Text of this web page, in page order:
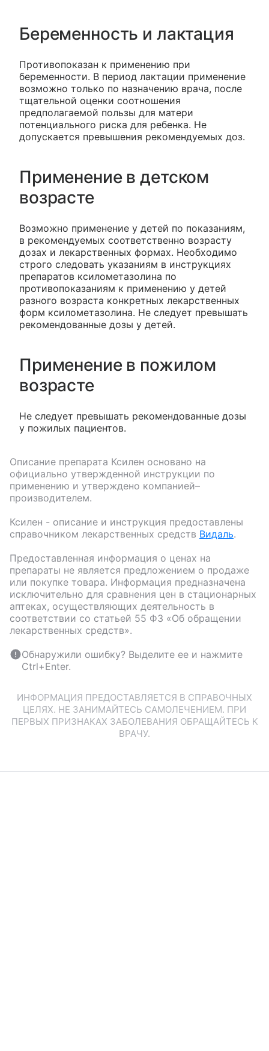
Беременность и лактация
Противопоказан к применению при
беременности. В период лактации применение
возможно только по назначению врача, после
тщательной оценки соотношения
предполагаемой пользы для матери
потенциального риска для ребенка. Не
допускается превышения рекомендуемых доз.
Применение в детском
возрасте
Возможно применение у детей по показаниям,
в рекомендуемых соответственно возрасту
дозах и лекарственных формах. Необходимо
строго следовать указаниям в инструкциях
препаратов ксилометазолина по
противопоказаниям к применению у детей
разного возраста конкретных лекарственных
форм ксилометазолина. Не следует превышать
рекомендованные дозы у детей.
Применение в пожилом
возрасте
Не следует превышать рекомендованные дозы
у пожилых пациентов.
Описание препарата Ксилен основано на
официально утвержденной инструкции по
применению и утверждено компанией–
производителем.
Ксилен - описание и инструкция предоставлены
справочником лекарственных средств Видаль.
Предоставленная информация о ценах на
препараты не является предложением о продаже
или покупке товара. Информация предназначена
исключительно для сравнения цен в стационарных
аптеках, осуществляющих деятельность в
соответствии со статьей 55 ФЗ «Об обращении
лекарственных средств».
Обнаружили ошибку? Выделите ее и нажмите
Ctrl+Enter.
ИНФОРМАЦИЯ ПРЕДОСТАВЛЯЕТСЯ В СПРАВОЧНЫХ
ЦЕЛЯХ. НЕ ЗАНИМАЙТЕСЬ САМОЛЕЧЕНИЕМ. ПРИ
ПЕРВЫХ ПРИЗНАКАХ ЗАБОЛЕВАНИЯ ОБРАЩАЙТЕСЬ К
ВРАЧУ.